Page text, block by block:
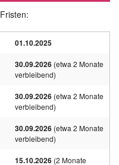
01.10.2025
30.09.2026(etwa 2 Monate
verbleibend)
30.09.2026(etwa 2 Monate
verbleibend)
30.09.2026(etwa 2 Monate
verbleibend)
15.10.2026(2 Monate